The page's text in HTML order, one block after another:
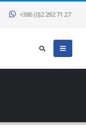
+386 (0)2 292 71 27